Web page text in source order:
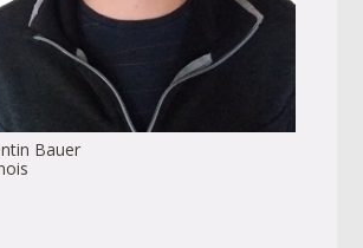
Bauer